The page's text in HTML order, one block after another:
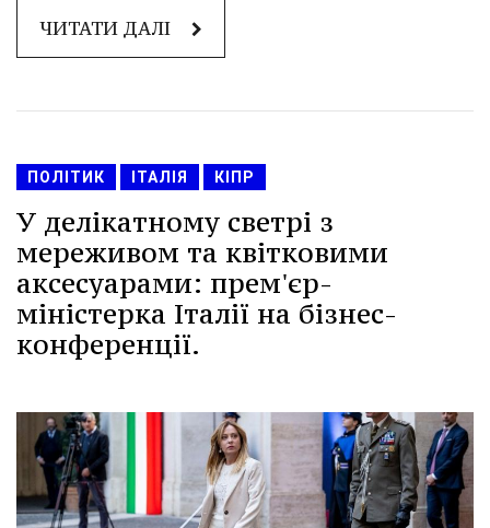
ЧИТАТИ ДАЛІ
ПОЛІТИК ІТАЛІЯ КІПР
У делікатному светрі з
мереживом та квітковими
аксесуарами: прем'єр-
міністерка Італії на бізнес-
конференції.